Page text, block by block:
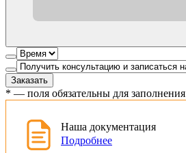
Заказать
* — поля обязательны для заполнения
Наша документация
Подробнее